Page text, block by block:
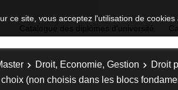
ce site, vous acceptez l'utilisation de
Droit, Economie, Gestion Droit
(non choisis dans les blocs